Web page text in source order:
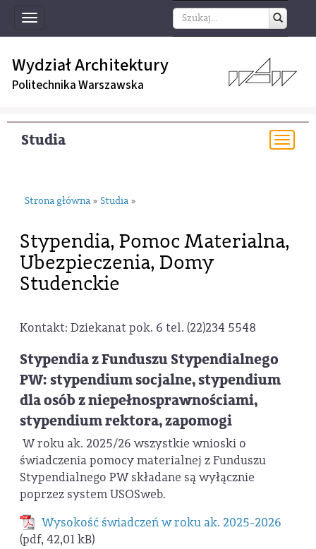
Toggle
navigation
Wydział Architektury
Politechnika Warszawska
Studia
Strona główna » Studia »
Stypendia, Pomoc Materialna,
Ubezpieczenia, Domy
Studenckie
Kontakt: Dziekanat pok. 6 tel. (22)234 5548
Stypendia z Funduszu Stypendialnego
PW: stypendium socjalne, stypendium
dla osób z niepełnosprawnościami,
stypendium rektora, zapomogi
W roku ak. 2025/26 wszystkie wnioski o
świadczenia pomocy materialnej z Funduszu
Stypendialnego PW składane są wyłącznie
poprzez system USOSweb.
Wysokość świadczeń w roku ak. 2025-2026
(pdf, 42,01 kB)